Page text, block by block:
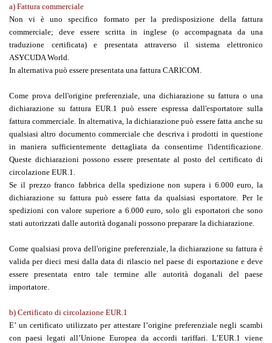
a) Fattura commerciale
Non vi è uno specifico formato per la predisposizione della fattura
commerciale; deve essere scritta in inglese (o accompagnata da una
traduzione certificata) e presentata attraverso il sistema elettronico
ASYCUDA World.
In alternativa può essere presentata una fattura CARICOM.
Come prova dell'origine preferenziale, una dichiarazione su fattura o una
dichiarazione su fattura EUR.1 può essere espressa dall'esportatore sulla
fattura commerciale. In alternativa, la dichiarazione può essere fatta anche su
qualsiasi altro documento commerciale che descriva i prodotti in questione
in maniera sufficientemente dettagliata da consentirne l'identificazione.
Queste dichiarazioni possono essere presentate al posto del certificato di
circolazione EUR.1.
Se il prezzo franco fabbrica della spedizione non supera i 6.000 euro, la
dichiarazione su fattura può essere fatta da qualsiasi esportatore. Per le
spedizioni con valore superiore a 6.000 euro, solo gli esportatori che sono
stati autorizzati dalle autorità doganali possono preparare la dichiarazione.
Come qualsiasi prova dell'origine preferenziale, la dichiarazione su fattura è
valida per dieci mesi dalla data di rilascio nel paese di esportazione e deve
essere presentata entro tale termine alle autorità doganali del paese
importatore.
b) Certificato di circolazione EUR.1
E’ un certificato utilizzato per attestare l’origine preferenziale negli scambi
con paesi legati all’Unione Europea da accordi tariffari. L’EUR.1 viene